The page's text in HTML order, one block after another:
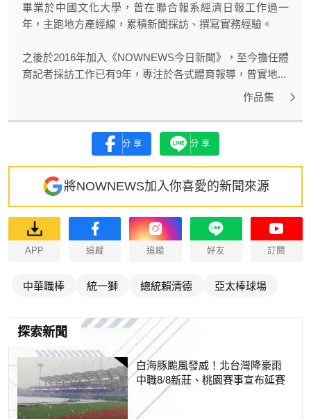
畢業於中國文化大學，曾在聯合報系經濟日報工作過一
年，主跑地方產經線，累積新聞採訪、撰寫實務經驗。
之後於2016年加入《NOWNEWS今日新聞》，至今擔任體
育記者採訪工作已有9年，專注於各式體育報導，曾實地...
作品集
分享 分享
將NOWNEWS加入你喜愛的新聞來源
APP 追蹤 追蹤 好友 訂閱
中華職棒 統一獅 總統賴清德 亞太棒球場
探索新聞
白海豚颱風發威！北台灣降豪雨
中職8/8新莊、桃園賽事宣布延賽